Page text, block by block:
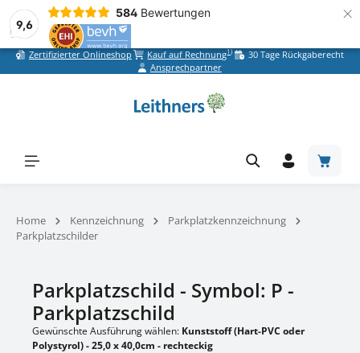
9,6
584 Bewertungen ×
Zum Hauptinhalt springen
Zertifizierter Onlineshop Kauf auf Rechnung1)
30 Tage Rückgaberecht
Ansprechpartner
Home Kennzeichnung
Parkplatzkennzeichnung
Parkplatzschilder
Parkplatzschild - Symbol: P -
Parkplatzschild
Gewünschte Ausführung wählen: Kunststoff (Hart-PVC oder
Polystyrol) - 25,0 x 40,0cm - rechteckig